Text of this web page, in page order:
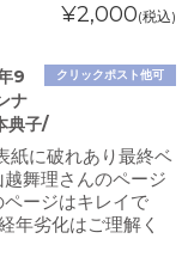
¥2,000(税込)
クリックポスト他可
9
ナ
典子/
紙に破れあり最終ベ
舞理さんのページ
ージはキレイで
年劣化はご理解く